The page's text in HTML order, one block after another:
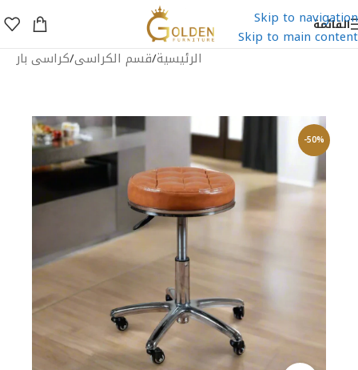
Skip to navigation
Skip to main content
القائمة
الرئيسية/قسم الكراسى/كراسى بار
-50%